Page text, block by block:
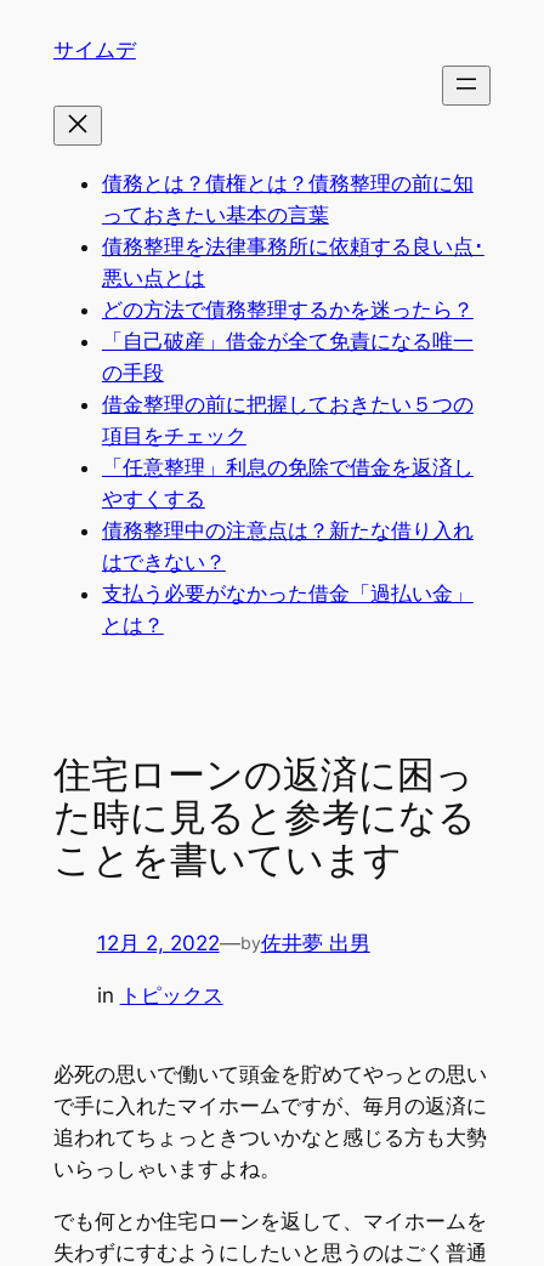
サイムデ
債務とは？債権とは？債務整理の前に知
っておきたい基本の言葉
債務整理を法律事務所に依頼する良い点･
悪い点とは
どの方法で債務整理するかを迷ったら？
「自己破産」借金が全て免責になる唯一
の手段
借金整理の前に把握しておきたい５つの
項目をチェック
「任意整理」利息の免除で借金を返済し
やすくする
債務整理中の注意点は？新たな借り入れ
はできない？
支払う必要がなかった借金「過払い金」
とは？
住宅ローンの返済に困っ
た時に見ると参考になる
ことを書いています
12月 2, 2022—by佐井夢 出男
in トピックス
必死の思いで働いて頭金を貯めてやっとの思い
で手に入れたマイホームですが、毎月の返済に
追われてちょっときついかなと感じる方も大勢
いらっしゃいますよね。
でも何とか住宅ローンを返して、マイホームを
失わずにすむようにしたいと思うのはごく普通